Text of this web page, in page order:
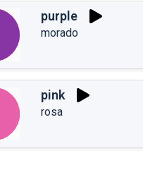
purple
morado
pink
rosa